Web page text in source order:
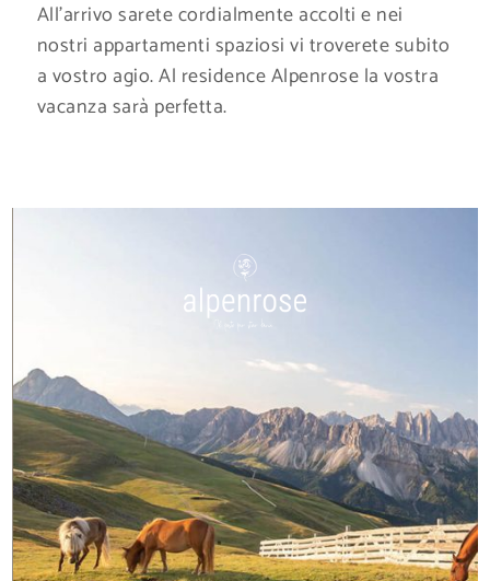
All’arrivo sarete cordialmente accolti e nei
nostri appartamenti spaziosi vi troverete subito
a vostro agio. Al residence Alpenrose la vostra
vacanza sarà perfetta.